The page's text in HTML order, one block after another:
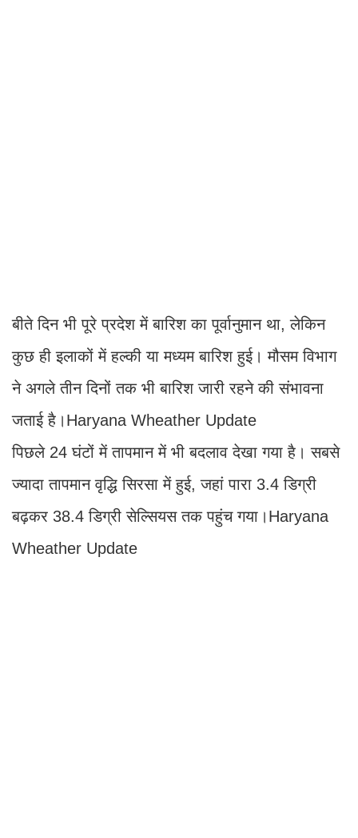
बीते दिन भी पूरे प्रदेश में बारिश का पूर्वानुमान था, लेकिन
कुछ ही इलाकों में हल्की या मध्यम बारिश हुई। मौसम विभाग
ने अगले तीन दिनों तक भी बारिश जारी रहने की संभावना
जताई है।Haryana Wheather Update
पिछले 24 घंटों में तापमान में भी बदलाव देखा गया है। सबसे
ज्यादा तापमान वृद्धि सिरसा में हुई, जहां पारा 3.4 डिग्री
बढ़कर 38.4 डिग्री सेल्सियस तक पहुंच गया।Haryana
Wheather Update